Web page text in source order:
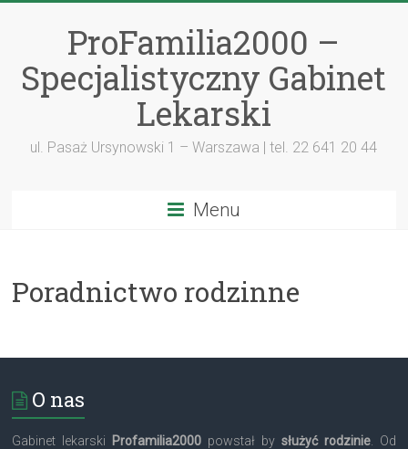
ProFamilia2000 –
Specjalistyczny Gabinet
Lekarski
ul. Pasaż Ursynowski 1 – Warszawa | tel. 22 641 20 44
Menu
Poradnictwo rodzinne
O nas
Gabinet lekarski Profamilia2000 powstał by służyć rodzinie. Od